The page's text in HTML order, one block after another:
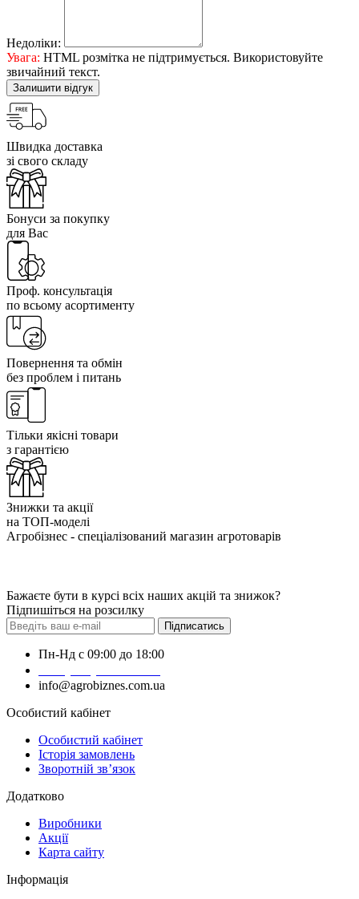
Недоліки:
Увага: HTML розмітка не підтримується. Використовуйте
звичайний текст.
Залишити відгук
Швидка доставка
зі свого складу
Бонуси за покупку
для Вас
Проф. консультація
по всьому асортименту
Повернення та обмін
без проблем і питань
Тільки якісні товари
з гарантією
Знижки та акції
на ТОП-моделі
Агробізнес - спеціалізований магазин агротоварів
Бажаєте бути в курсі всіх наших акцій та знижок?
Підпишіться на розсилку
Підписатись
Пн-Нд с 09:00 до 18:00
info@agrobiznes.com.ua
Особистий кабінет
Особистий кабінет
Історія замовлень
Зворотній зв’язок
Додатково
Виробники
Акції
Карта сайту
Інформація